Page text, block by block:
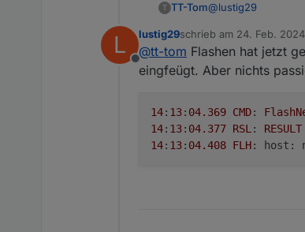
T TT-Tom@lustig29
https://github.com/
ab hier kannst du
L
Offline
lustig29schrieb am 24. Feb.
zuletzt editiert von
@tt-tom Flashen hat jetzt
eingfeügt. Aber nichts
14: 13: 04.369 CMD:
14: 13: 04.377 RSL : RESULT
14: 13: 04.408 FLH: host: